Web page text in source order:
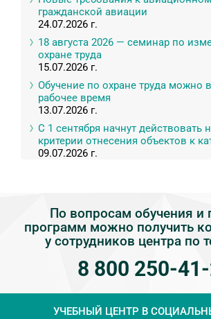
гражданской авиации
24.07.2026 г.
18 августа 2026 — семинар по
охране труда
15.07.2026 г.
Обучение по охране труда можно
рабочее время
13.07.2026 г.
С 1 сентября начнут действовать
критерии отнесения объектов к
09.07.2026 г.
По вопросам обучения и
программ можно получить
у сотрудников центра по
8 800 250-
УЧЕБНЫЙ ЦЕНТР В